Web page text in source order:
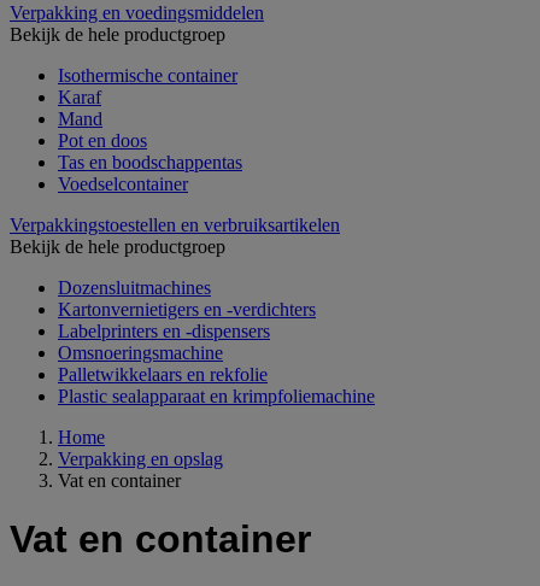
Verpakking en voedingsmiddelen
Bekijk de hele productgroep
Isothermische container
Karaf
Mand
Pot en doos
Tas en boodschappentas
Voedselcontainer
Verpakkingstoestellen en verbruiksartikelen
Bekijk de hele productgroep
Dozensluitmachines
Kartonvernietigers en -verdichters
Labelprinters en -dispensers
Omsnoeringsmachine
Palletwikkelaars en rekfolie
Plastic sealapparaat en krimpfoliemachine
Home
Verpakking en opslag
Vat en container
Vat en container